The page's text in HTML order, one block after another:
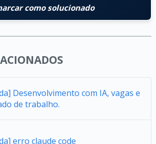
como solucionado
Desenvolvimento com IA, vagas e
de trabalho.
erro claude code